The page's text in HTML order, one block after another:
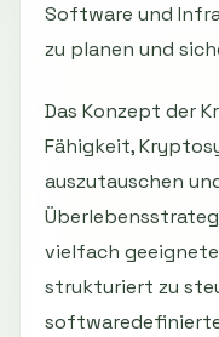
Software und
zu planen und
Das Konzept der
Fähigkeit,
auszutauschen
vielfach
strukturiert zu